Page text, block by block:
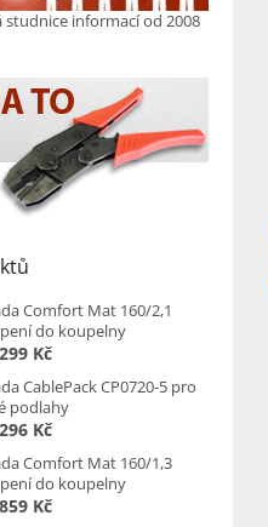
informací od 2008
Comfort Mat 160/2,1
do koupelny
Kč
CablePack CP0720-5 pro
podlahy
Kč
Comfort Mat 160/1,3
do koupelny
Kč